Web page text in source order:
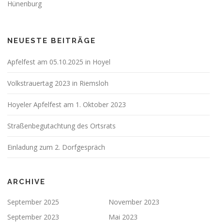
Hünenburg
NEUESTE BEITRÄGE
Apfelfest am 05.10.2025 in Hoyel
Volkstrauertag 2023 in Riemsloh
Hoyeler Apfelfest am 1. Oktober 2023
Straßenbegutachtung des Ortsrats
Einladung zum 2. Dorfgespräch
ARCHIVE
September 2025
November 2023
September 2023
Mai 2023